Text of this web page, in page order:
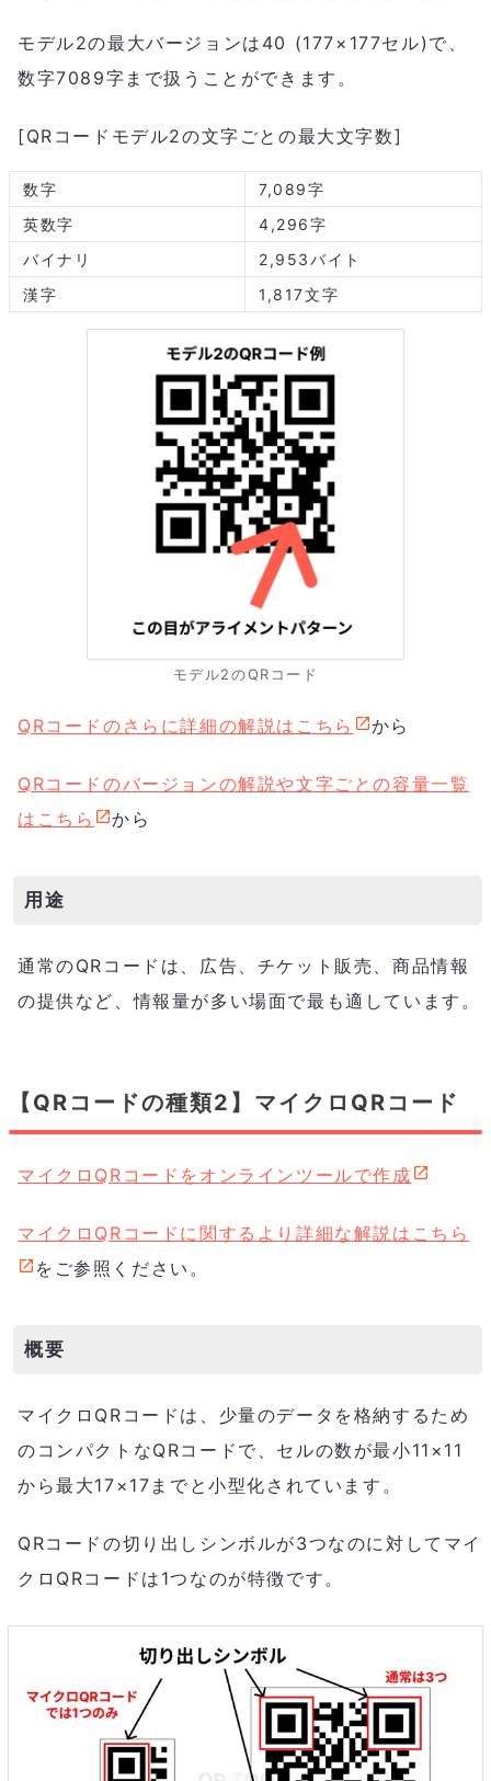
モデル2の最大バージョンは40 (177×177セル)で、
数字7089字まで扱うことができます。
[QRコードモデル2の文字ごとの最大文字数]
数字
7,089字
英数字
4,296字
バイナリ
2,953バイト
漢字
1,817文字
モデル2のQRコード
QRコードのさらに詳細の解説はこちら から
QRコードのバージョンの解説や文字ごとの容量一覧
はこちら
から
用途
通常のQRコードは、広告、チケット販売、商品情報
の提供など、情報量が多い場面で最も適しています。
【QRコードの種類2】マイクロQRコード
マイクロQRコードをオンラインツールで作成
マイクロQRコードに関するより詳細な解説はこちら
をご参照ください。
概要
マイクロQRコードは、少量のデータを格納するため
のコンパクトなQRコードで、セルの数が最小11×11
から最大17×17までと小型化されています。
QRコードの切り出しシンボルが3つなのに対してマイ
クロQRコードは1つなのが特徴です。